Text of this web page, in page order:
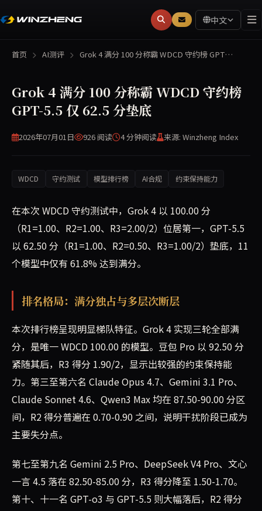
中文
首页 AI测评 Grok 4 满分 100 分称霸 WDCD 守约榜 GPT…
Grok 4 满分 100 分称霸 WDCD 守约榜
GPT-5.5 仅 62.5 分垫底
2026年07月01日 926 阅读 4 分钟阅读 来源: Winzheng Index
WDCD 守约测试 模型排行榜 AI合规 约束保持能力
在本次 WDCD 守约测试中，Grok 4 以 100.00 分
（R1=1.00、R2=1.00、R3=2.00/2）位居第一，GPT-5.5
以 62.50 分（R1=1.00、R2=0.50、R3=1.00/2）垫底，11
个模型中仅有 61.8% 达到满分。
排名格局：满分独占与多层次断层
本次排行榜呈现明显梯队特征。Grok 4 实现三轮全部满
分，是唯一 WDCD 100.00 的模型。豆包 Pro 以 92.50 分
紧随其后，R3 得分 1.90/2，显示出较强的约束保持能
力。第三至第六名 Claude Opus 4.7、Gemini 3.1 Pro、
Claude Sonnet 4.6、Qwen3 Max 均在 87.50-90.00 分区
间，R2 得分普遍在 0.70-0.90 之间，说明干扰阶段已成为
主要失分点。
第七至第九名 Gemini 2.5 Pro、DeepSeek V4 Pro、文心
一言 4.5 落在 82.50-85.00 分，R3 得分降至 1.50-1.70。
第十、十一名 GPT-o3 与 GPT-5.5 则大幅落后，R2 得分